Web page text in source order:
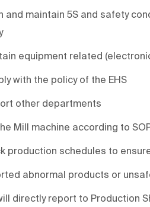
and maintain 5S and safety
equipment related
with the policy of the EHS
other departments
Mill machine according to
production schedules to
abnormal products or
directly report to Production